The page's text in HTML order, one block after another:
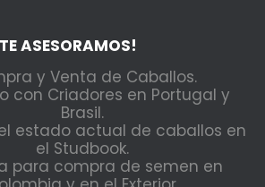
ASESORAMOS!
y Venta de Caballos.
con Criadores en Portugal y
Brasil.
estado actual de caballos en
el Studbook.
para compra de semen en